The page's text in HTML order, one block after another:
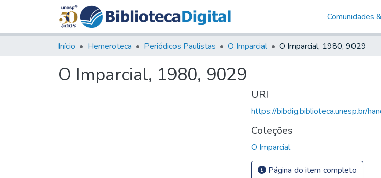
Comunidades
Início Hemeroteca Periódicos Paulistas O Imparcial O Imparcial, 1980, 9029
O Imparcial, 1980, 9029
URI
https://bibdig.biblioteca.unesp.br/
Coleções
O Imparcial
Página do item completo